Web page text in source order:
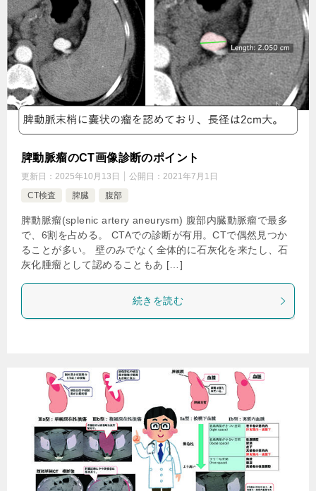
脾動脈瘤のCT画像診断のポイント
更新日： 2025年10月13日 公開日： 2021年7月1日
CT検査
脾臓 腹部
脾動脈瘤(splenic artery aneurysm) 腹部内臓動脈瘤で最多
で、6割を占める。 CTAでの診断が有用。CTで偶然見つか
ることが多い。 壁のみでなく全体的に石灰化を来たし、石
灰化腫瘤として認めることもあ […]
続きを読む